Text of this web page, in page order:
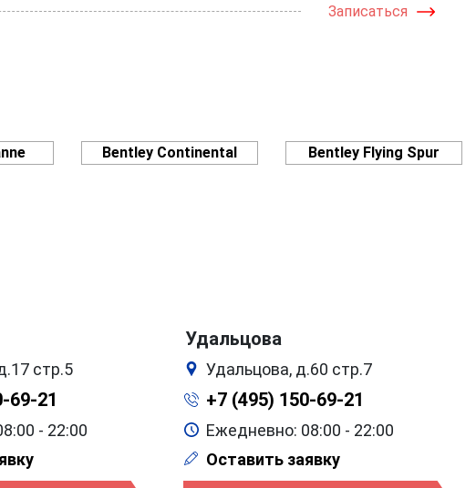
Записаться
Bentley Continental Bentley Flying Spur
стр.5
69-21
- 22:00
Удальцова
Удальцова, д.60 стр.7
+7 (495) 150-69-21
Ежедневно: 08:00 - 22:00
Оставить заявку